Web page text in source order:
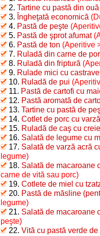
2. Tartine cu pastă din
3. Îngheţată economică
4. Pastă de peşte
5. Pastă de şprot afumat
6. Pastă de ton (Aperitive
7. Ruladă din carne de
8. Ruladă din friptură
9. Rulade mici cu
10. Ruladă de pui
11. Pastă de cartofi cu
12. Pastă aromată de
13. Tartine cu pastă de
14. Cotlet de porc cu varză
15. Ruladă de caş cu
16. Salată de legume cu
17. Salată de varză acră
legume)
18. Salată de macaroane
carne de vită sau porc)
19. Cotlete de miel cu
20. Pastă de măsline
legume)
21. Salată de macaroane
peşte)
22. Vită cu pastă verde de